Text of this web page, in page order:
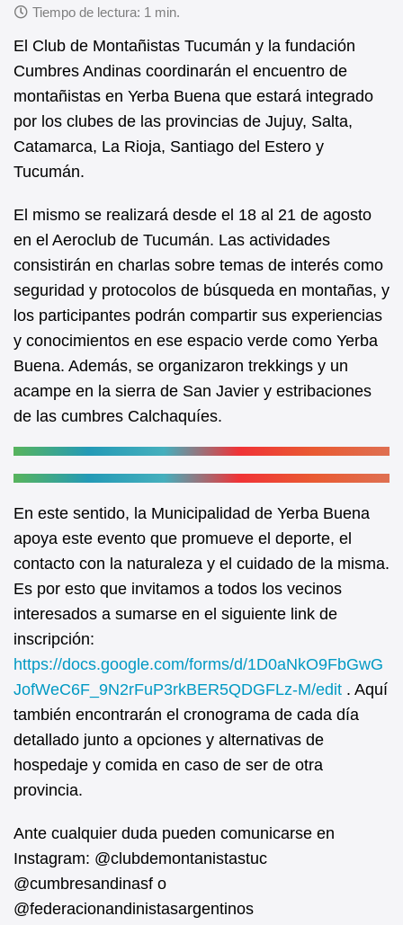
c
e
b
o
o
k
at
s
A
p
p
El Club de Montañistas Tucumán y la fundación
Cumbres Andinas coordinarán el encuentro de
montañistas en Yerba Buena que estará integrado
por los clubes de las provincias de Jujuy, Salta,
Catamarca, La Rioja, Santiago del Estero y
Tucumán.
El mismo se realizará desde el 18 al 21 de agosto
en el Aeroclub de Tucumán. Las actividades
consistirán en charlas sobre temas de interés como
seguridad y protocolos de búsqueda en montañas, y
los participantes podrán compartir sus experiencias
y conocimientos en ese espacio verde como Yerba
Buena. Además, se organizaron trekkings y un
acampe en la sierra de San Javier y estribaciones
de las cumbres Calchaquíes.
En este sentido, la Municipalidad de Yerba Buena
apoya este evento que promueve el deporte, el
contacto con la naturaleza y el cuidado de la misma.
Es por esto que invitamos a todos los vecinos
interesados a sumarse en el siguiente link de
inscripción:
https://docs.google.com/forms/d/1D0aNkO9FbGwG
JofWeC6F_9N2rFuP3rkBER5QDGFLz-M/edit . Aquí
también encontrarán el cronograma de cada día
detallado junto a opciones y alternativas de
hospedaje y comida en caso de ser de otra
provincia.
Ante cualquier duda pueden comunicarse en
Instagram: @clubdemontanistastuc
@cumbresandinasf o
@federacionandinistasargentinos